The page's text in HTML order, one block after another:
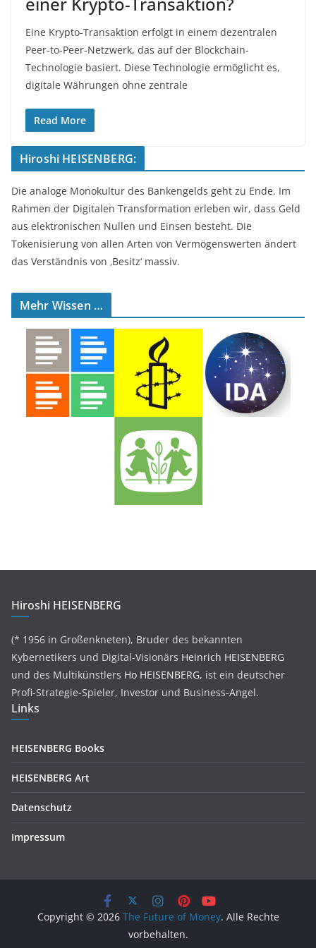
Eine Krypto-Transaktion erfolgt in einem dezentralen
Peer-to-Peer-Netzwerk, das auf der Blockchain-
Technologie basiert. Diese Technologie ermöglicht es,
digitale Währungen ohne zentrale
Read More
Hiroshi HEISENBERG:
Die analoge Monokultur des Bankengelds geht zu Ende. Im
Rahmen der Digitalen Transformation erleben wir, dass Geld
aus elektronischen Nullen und Einsen besteht. Die
Tokenisierung von allen Arten von Vermögenswerten ändert
das Verständnis von ‚Besitz‘ massiv.
Mehr Wissen …
Hiroshi HEISENBERG
(* 1956 in Großenkneten), Bruder des bekannten
Kybernetikers und Digital-Visionärs Heinrich HEISENBERG
und des Multikünstlers Ho HEISENBERG, ist ein deutscher
Profi-Strategie-Spieler, Investor und Business-Angel.
Links
HEISENBERG Books
HEISENBERG Art
Datenschutz
Impressum
Copyright © 2026 The Future of Money. Alle Rechte
vorbehalten.